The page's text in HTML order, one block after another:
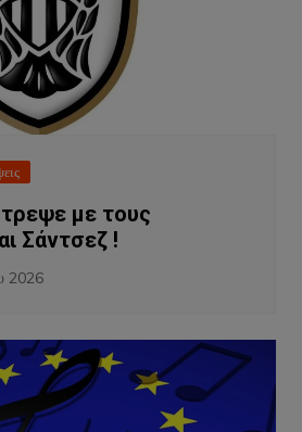
με τους
Σάντσεζ !
2026